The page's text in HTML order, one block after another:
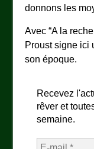
donnons les
Avec “A la
Proust signe ici
son époque.
Recevez
rêver et
semaine.